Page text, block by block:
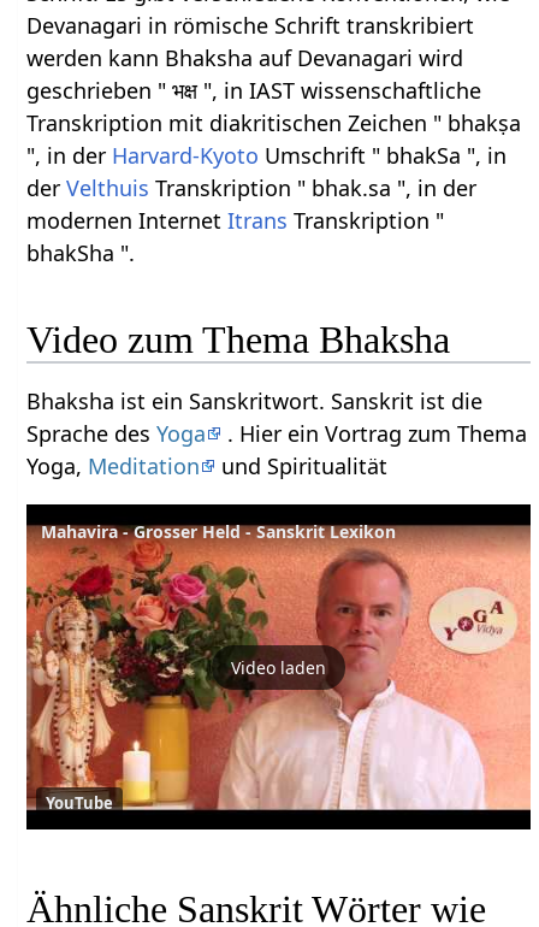
Devanagari in römische Schrift transkribiert
werden kann Bhaksha auf Devanagari wird
geschrieben " भक्ष ", in IAST wissenschaftliche
Transkription mit diakritischen Zeichen " bhakṣa
", in der Harvard-Kyoto Umschrift " bhakSa ", in
derVelthuis Transkription " bhak.sa ", in der
modernen InternetItrans Transkription "
bhakSha ".
Video zum Thema Bhaksha
Bhaksha ist ein Sanskritwort. Sanskrit ist die
Sprache desYoga
. Hier ein Vortrag zum Thema
Yoga, Meditation und Spiritualität
Mahavira - Grosser Held - Sanskrit Lexikon
Video laden
YouTube
Ähnliche Sanskrit Wörter wie